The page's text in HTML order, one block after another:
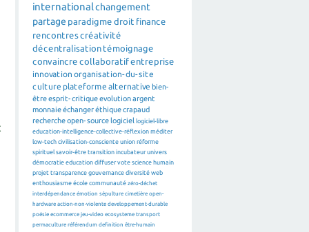
internationalchangement
partage paradigme droit finance
rencontrescréativité
décentralisation témoignage
convaincre collaboratifentreprise
innovation organisation-du-site
culture plateforme alternative bien-
êtreesprit-critiqueevolutionargent
monnaieéchangeréthiquecrapaud
rechercheopen-source logiciel logiciel-libre
education-intelligence-collective-réflexion méditer
low-tech civilisation-consciente union réforme
spirituel savoir-être transition incubateur univers
démocratie education diffuser vote science humain
projet transparence gouvernance diversité web
enthousiasme école communauté zéro-déchet
interdépendance émotion sépulture cimetière open-
hardware action-non-violente developpement-durable
poésie ecommerce jeu-video ecosysteme transport
permaculture référendum definition être-humain